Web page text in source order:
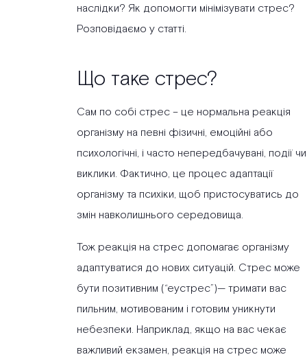
наслідки? Як допомогти мінімізувати стрес?
Розповідаємо у статті.
Що таке стрес?
Сам по собі стрес – це нормальна реакція
організму на певні фізичні, емоційні або
психологічні, і часто непередбачувані, події чи
виклики. Фактично, це процес адаптації
організму та психіки, щоб пристосуватись до
змін навколишнього середовища.
Тож реакція на стрес допомагає організму
адаптуватися до нових ситуацій. Стрес може
бути позитивним (“еустрес”)— тримати вас
пильним, мотивованим і готовим уникнути
небезпеки. Наприклад, якщо на вас чекає
важливий екзамен, реакція на стрес може